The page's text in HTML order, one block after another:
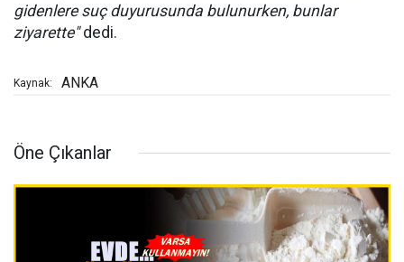
gidenlere suç duyurusunda bulunurken, bunlar
ziyarette"dedi.
Kaynak: ANKA
Öne Çıkanlar